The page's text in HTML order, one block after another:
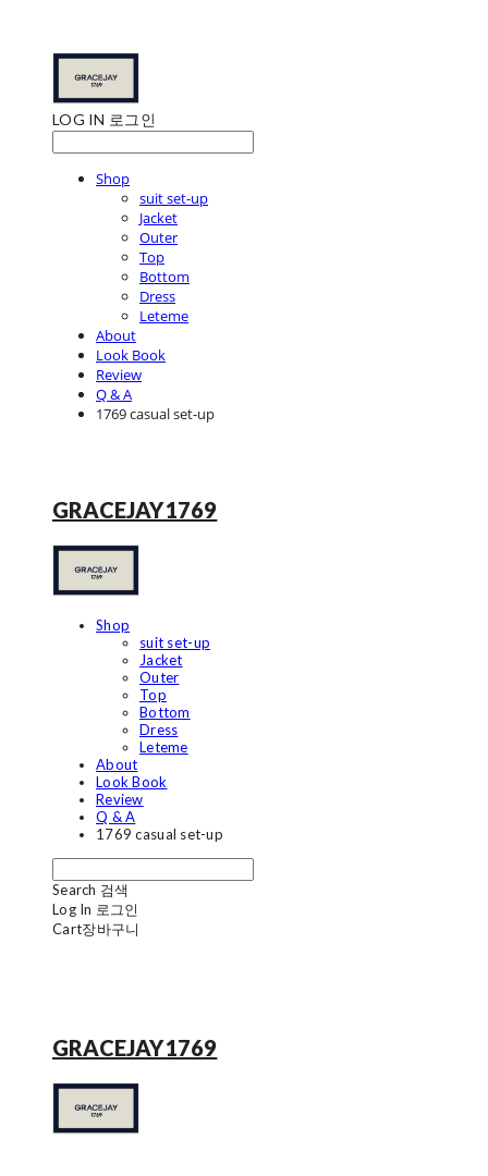
LOG IN 로그인
Shop
suit set-up
Jacket
Outer
Top
Bottom
Dress
Leteme
About
Look Book
Review
Q & A
1769 casual set-up
GRACEJAY1769
Shop
suit set-up
Jacket
Outer
Top
Bottom
Dress
Leteme
About
Look Book
Review
Q & A
1769 casual set-up
Search 검색
Log In 로그인
Cart장바구니
GRACEJAY1769